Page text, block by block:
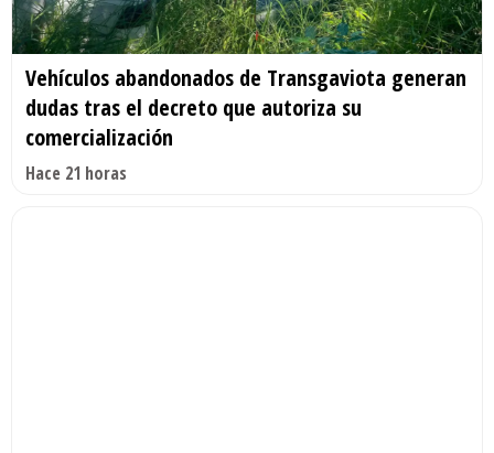
Vehículos abandonados de Transgaviota generan
dudas tras el decreto que autoriza su
comercialización
Hace 21 horas